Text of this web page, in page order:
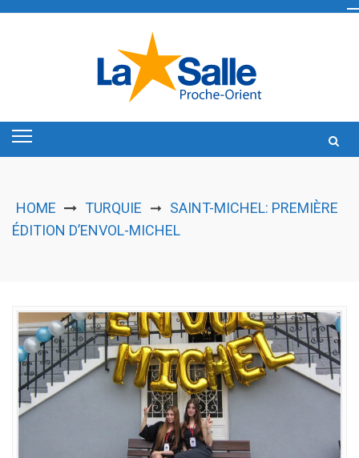
HOME TURQUIE ➞ SAINT-MICHEL: PREMIÈRE
ÉDITION D’ENVOL-MICHEL